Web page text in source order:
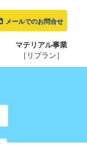
メールでのお問合せ
マテリアル事業
［リプラン］